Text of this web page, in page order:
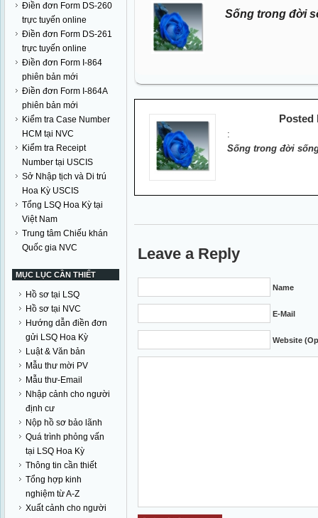
Điền đơn Form DS-260
trực tuyến online
Điền đơn Form DS-261
trực tuyến online
Điền đơn Form I-864
phiên bản mới
Điền đơn Form I-864A
phiên bản mới
Kiểm tra Case Number
HCM tại NVC
Kiểm tra Receipt
Number tại USCIS
Sở Nhập tịch và Di trú
Hoa Kỳ USCIS
Tổng LSQ Hoa Kỳ tại
Việt Nam
Trung tâm Chiếu khán
Quốc gia NVC
MỤC LỤC CẦN THIẾT
Hồ sơ tại LSQ
Hồ sơ tại NVC
Hướng dẫn điền đơn
gửi LSQ Hoa Kỳ
Luật & Văn bản
Mẫu thư mời PV
Mẫu thư-Email
Nhập cảnh cho người
định cư
Nộp hồ sơ bảo lãnh
Quá trình phỏng vấn
tại LSQ Hoa Kỳ
Thông tin cần thiết
Tổng hợp kinh
nghiệm từ A-Z
Xuất cảnh cho người
Sống trong đời
Posted
:
Sống trong đời
Leave a Reply
Name
E-Mail
Website